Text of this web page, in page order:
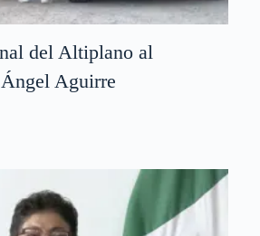
del Altiplano al
Aguirre